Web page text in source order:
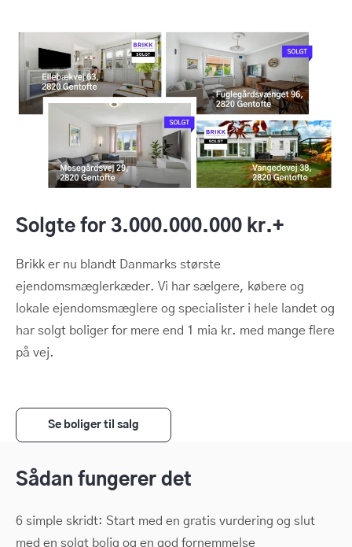
Solgte for 3.000.000.000 kr.+
Brikk er nu blandt Danmarks største
ejendomsmæglerkæder. Vi har sælgere, købere og
lokale ejendomsmæglere og specialister i hele landet og
har solgt boliger for mere end 1 mia kr. med mange flere
på vej.
Se boliger til salg
Sådan fungerer det
6 simple skridt: Start med en gratis vurdering og slut
med en solgt bolig og en god fornemmelse